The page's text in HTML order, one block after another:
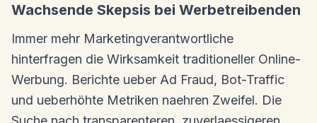
Wachsende Skepsis bei Werbetreibenden
Immer mehr Marketingverantwortliche
hinterfragen die Wirksamkeit traditioneller Online-
Werbung. Berichte ueber Ad Fraud, Bot-Traffic
und ueberhöhte Metriken naehren Zweifel. Die